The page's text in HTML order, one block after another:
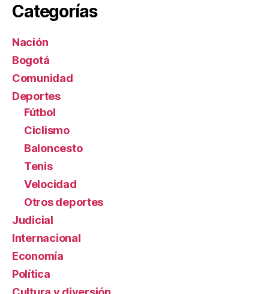
Categorías
Nación
Bogotá
Comunidad
Deportes
Fútbol
Ciclismo
Baloncesto
Tenis
Velocidad
Otros deportes
Judicial
Internacional
Economía
Política